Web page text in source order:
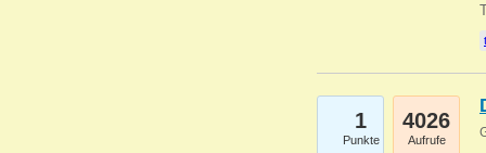
1
Punkte
4026
Aufrufe